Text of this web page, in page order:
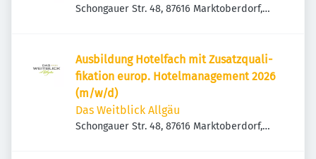
Schongauer Str. 48, 87616 Marktoberdorf,
Ausbildung Hotelfach mit Zusatzquali­
fikation europ. Hotel­management 2026
(m/w/d)
Das Weitblick Allgäu
Schongauer Str. 48, 87616 Marktoberdorf,